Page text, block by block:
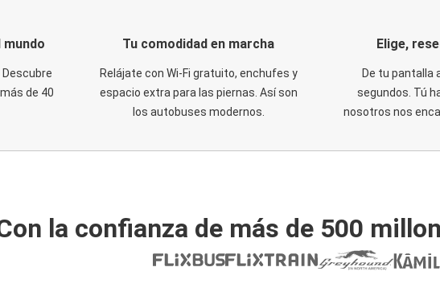
de 40
Tu comodidad en marcha
Relájate con Wi-Fi gratuito, enchufes y
espacio extra para las piernas. Así son
los autobuses modernos.
Elige,
De tu pantalla
segundos. Tú
nosotros nos
la confianza de más de 500